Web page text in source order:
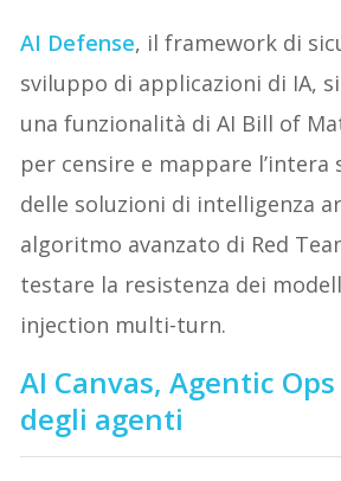
AI Defense, il framework di
sviluppo di applicazioni di IA,
una funzionalità di AI Bill of
per censire e mappare l’intera
delle soluzioni di intelligenza
algoritmo avanzato di Red
testare la resistenza dei
injection multi-turn.
AI Canvas, Agentic
degli agenti